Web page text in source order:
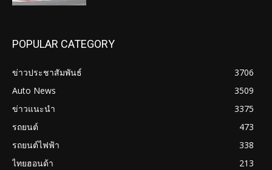
POPULAR CATEGORY
ข่าวประชาสัมพันธ์
3706
Auto News
3509
ข่าวแนะนำ
3375
รถยนต์
473
รถยนต์ไฟฟ้า
338
ไทยฮอนด้า
213